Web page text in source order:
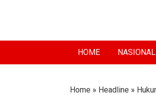
HOME NASIONAL
Home » Headline »